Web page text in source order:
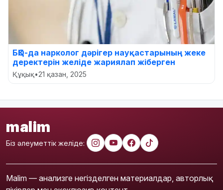
БҚО-да нарколог дәрігер науқастарының жеке
деректерін желіде жариялап жіберген
Құқық•21 қазан, 2025
malim
Біз әлеуметтік желіде:
Malim — анализге негізделген материалдар, авторлық